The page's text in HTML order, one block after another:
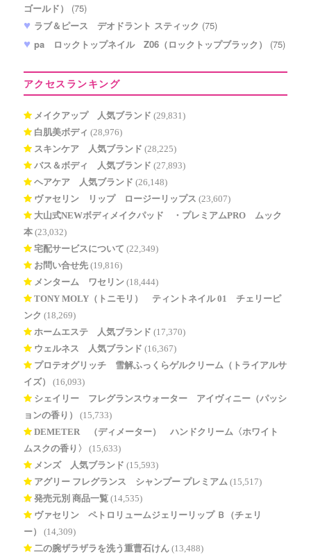
ゴールド）
(75)
ラブ＆ピース デオドラント スティック (75)
pa ロックトップネイル Z06（ロックトップブラック）
(75)
アクセスランキング
メイクアップ 人気ブランド (29,831)
白肌美ボディ (28,976)
スキンケア 人気ブランド (28,225)
バス＆ボディ 人気ブランド (27,893)
ヘアケア 人気ブランド (26,148)
ヴァセリン リップ ロージーリップス (23,607)
大山式NEWボディメイクパッド®・プレミアムPRO ムック
本 (23,032)
宅配サービスについて (22,349)
お問い合せ先 (19,816)
メンターム ワセリン (18,444)
TONY MOLY（トニモリ） ティントネイル 01 チェリーピ
ンク (18,269)
ホームエステ 人気ブランド (17,370)
ウェルネス 人気ブランド (16,367)
プロテオグリッチ 雪解ふっくらゲルクリーム（トライアルサ
イズ）
(16,093)
シェイリー フレグランスウォーター アイヴィニー（パッシ
ョンの香り）
(15,733)
DEMETER®（ディメーター） ハンドクリーム〈ホワイト
ムスクの香り〉
(15,633)
メンズ 人気ブランド (15,593)
アグリー フレグランス シャンプー プレミアム (15,517)
発売元別 商品一覧 (14,535)
ヴァセリン ペトロリュームジェリーリップ Ｂ（チェリ
ー）
(14,309)
二の腕ザラザラを洗う重曹石けん (13,488)